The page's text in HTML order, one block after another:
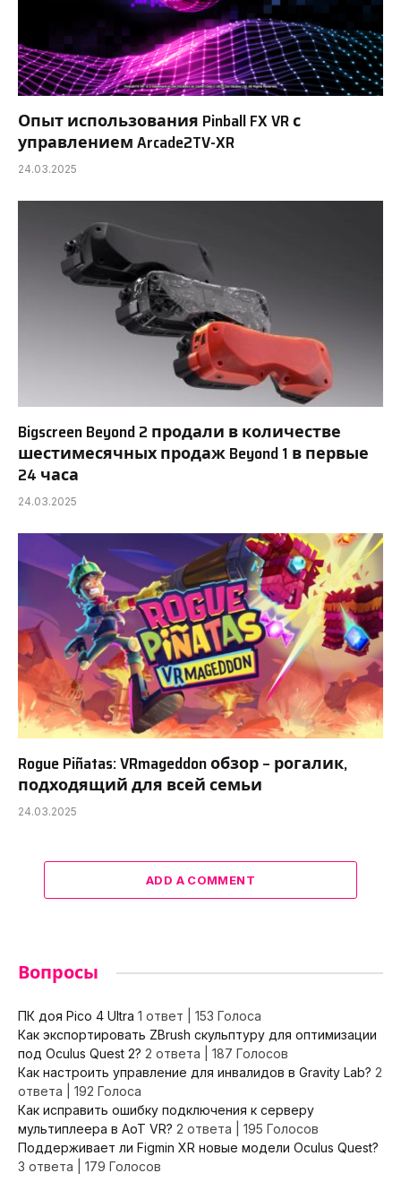
Опыт использования Pinball FX VR с
управлением Arcade2TV-XR
24.03.2025
Bigscreen Beyond 2 продали в количестве
шестимесячных продаж Beyond 1 в первые
24 часа
24.03.2025
Rogue Piñatas: VRmageddon обзор – рогалик,
подходящий для всей семьи
24.03.2025
ADD A COMMENT
Вопросы
ПК доя Pico 4 Ultra 1 ответ
153 Голоса
Как экспортировать ZBrush скульптуру для оптимизации
под Oculus Quest 2? 2 ответа
187 Голосов
Как настроить управление для инвалидов в Gravity Lab? 2
ответа
192 Голоса
Как исправить ошибку подключения к серверу
мультиплеера в AoT VR? 2 ответа
195 Голосов
Поддерживает ли Figmin XR новые модели Oculus Quest?
3 ответа
179 Голосов